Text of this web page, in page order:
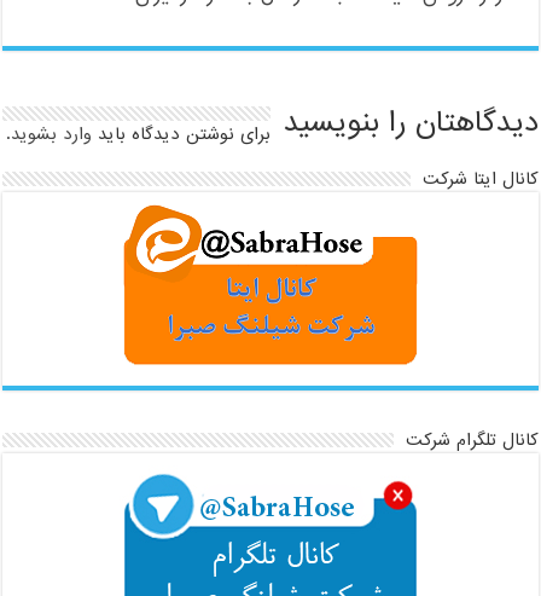
دیدگاهتان را بنویسید برای نوشتن دیدگاه باید وارد بشوید.
کانال ایتا شرکت
کانال تلگرام شرکت